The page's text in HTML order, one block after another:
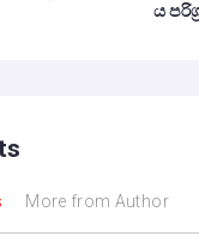
ය
More from Author